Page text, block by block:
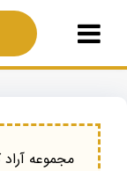
مجموعه